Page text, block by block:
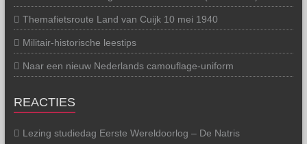
Themafietsroute Land van Cuijk 10 mei 1940
Militair-historische leestips
Naar een nieuw Nederlands camouflage-uniform
REACTIES
Lezing studiedag Eerste Wereldoorlog – De Natris